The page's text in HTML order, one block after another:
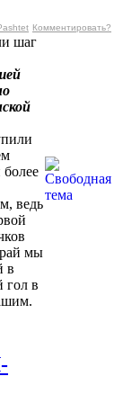
Комментировать?
шаг
более
ведь
мы
в
гол в